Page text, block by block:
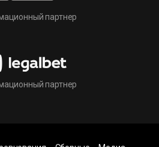
партнер
партнер